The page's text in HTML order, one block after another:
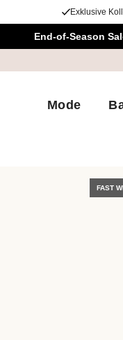
Exklusive
End-of-Season
Mode
FAST